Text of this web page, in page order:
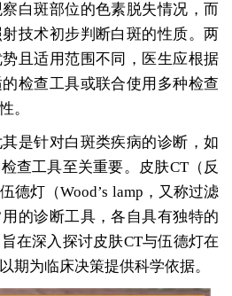
白斑部位的色素脱失情况，而
技术初步判断白斑的性质。两
且适用范围不同，医生应根据
检查工具或联合使用多种检查
。
是针对白斑类疾病的诊断，如
查工具至关重要。皮肤CT（反
德灯（Wood’s lamp，又称过滤
的诊断工具，各自具有独特的
在深入探讨皮肤CT与伍德灯在
期为临床决策提供科学依据。